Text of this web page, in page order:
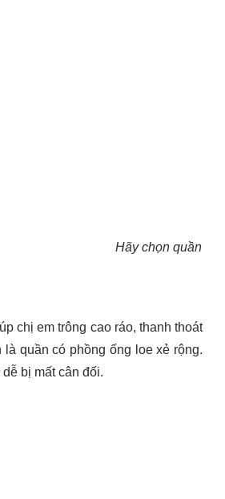
Hãy chọn quần
chị em trông cao ráo, thanh thoát
quần có phồng ống loe xẻ rộng.
bị mất cân đối.